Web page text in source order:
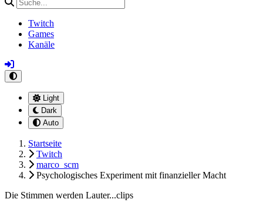
Twitch
Games
Kanäle
Light
Dark
Auto
Startseite
Twitch
marco_scm
Psychologisches Experiment mit finanzieller Macht
Die Stimmen werden Lauter...clips